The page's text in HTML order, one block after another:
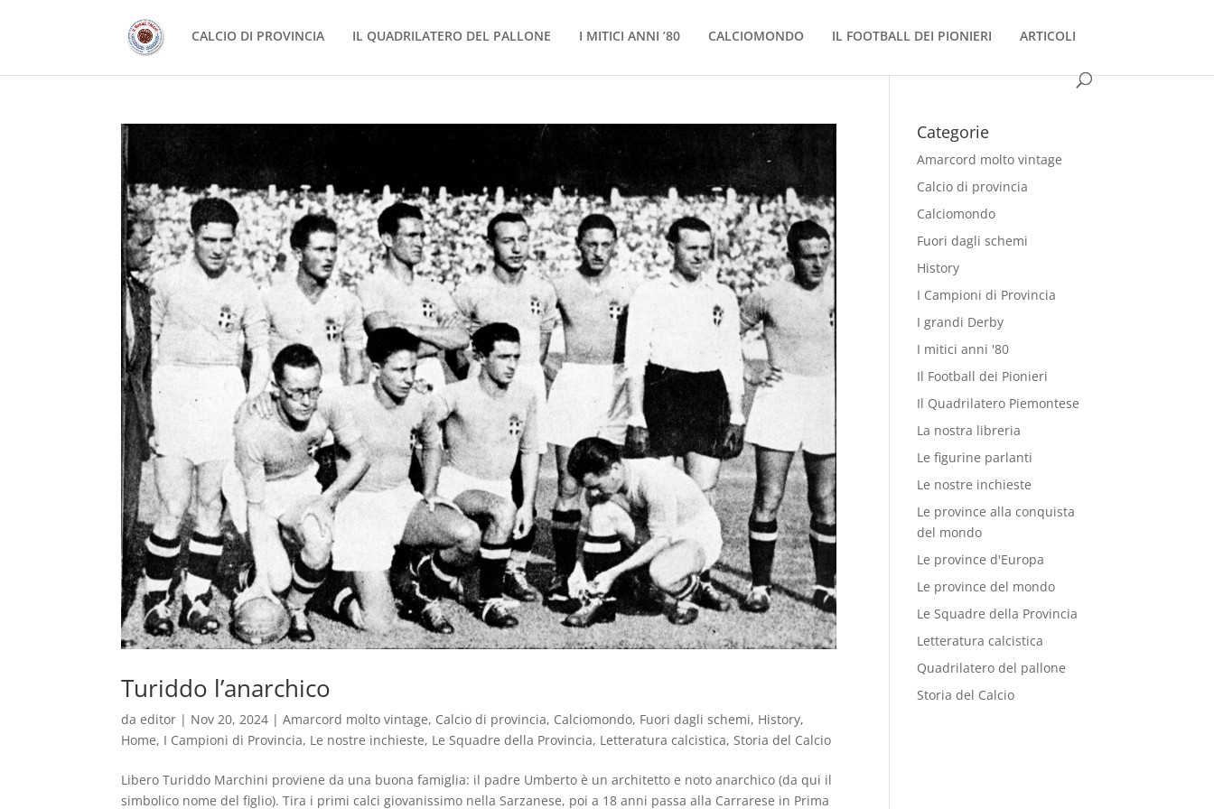
CALCIO DI PROVINCIA IL QUADRILATERO DEL PALLONE I MITICI ANNI ’80 CALCIOMONDO IL FOOTBALL DEI PIONIERI ARTICOLI
Turiddo l’anarchico
daeditor | Nov 20, 2024 |Amarcord molto vintage, Calcio di provincia, Calciomondo, Fuori dagli schemi, History,
Home, I Campioni di Provincia, Le nostre inchieste, Le Squadre della Provincia, Letteratura calcistica, Storia del Calcio
Libero Turiddo Marchini proviene da una buona famiglia: il padre Umberto è un architetto e noto anarchico (da qui il
simbolico nome del figlio). Tira i primi calci giovanissimo nella Sarzanese, poi a 18 anni passa alla Carrarese in Prima
Categorie
Amarcord molto vintage
Calcio di provincia
Calciomondo
Fuori dagli schemi
History
I Campioni di Provincia
I grandi Derby
I mitici anni '80
Il Football dei Pionieri
Il Quadrilatero Piemontese
La nostra libreria
Le figurine parlanti
Le nostre inchieste
Le province alla conquista
del mondo
Le province d'Europa
Le province del mondo
Le Squadre della Provincia
Letteratura calcistica
Quadrilatero del pallone
Storia del Calcio